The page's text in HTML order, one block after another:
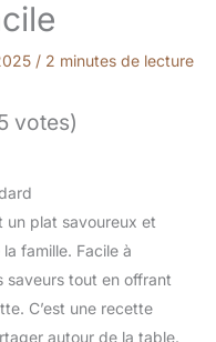
/ 2 minutes de lecture
votes)
plat savoureux et
famille. Facile à
saveurs tout en offrant
C’est une recette
autour de la table.